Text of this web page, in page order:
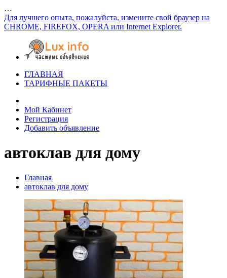
…
Для лучшего опыта, пожалуйста, измените свой браузер на
CHROME, FIREFOX, OPERA или Internet Explorer.
ГЛАВНАЯ
ТАРИФНЫЕ ПАКЕТЫ
Мой Кабинет
Регистрация
Добавить объявление
автоклав для дому
Главная
автоклав для дому